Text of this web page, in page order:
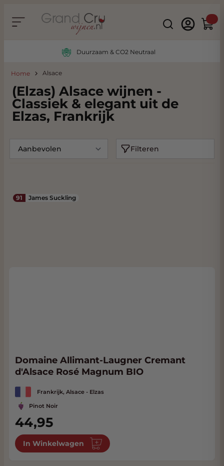
Search
Duurzaam & CO2 Neutraal
Home Alsace
(Elzas) Alsace wijnen -
Classiek & elegant uit de
Elzas, Frankrijk
Filteren
91 James Suckling
Domaine Allimant-Laugner Cremant
d'Alsace Rosé Magnum BIO
Frankrijk, Alsace - Elzas
Pinot Noir
44,95
In Winkelwagen